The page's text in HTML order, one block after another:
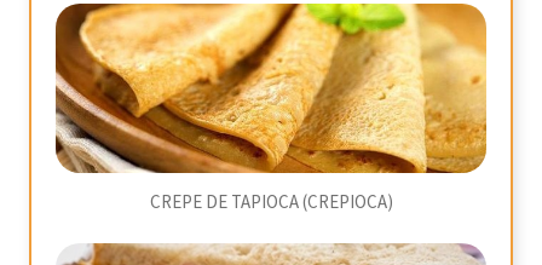
CREPE DE TAPIOCA (CREPIOCA)